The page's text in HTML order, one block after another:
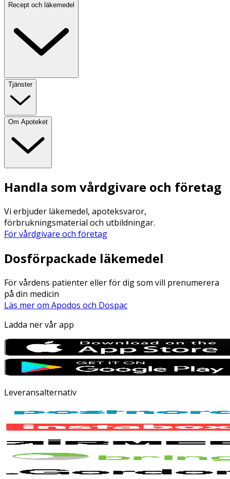
Recept och läkemedel
Tjänster
Om Apoteket
Handla som vårdgivare och företag
Vi erbjuder läkemedel, apoteksvaror,
förbrukningsmaterial och utbildningar.
För vårdgivare och företag
Dosförpackade läkemedel
För vårdens patienter eller för dig som vill prenumerera
på din medicin
Läs mer om Apodos och Dospac
Ladda ner vår app
Leveransalternativ